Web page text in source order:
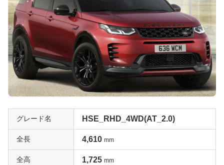
グレード名 HSE_RHD_4WD(AT_2.0)
全長 4,610 mm
全高 1,725 mm